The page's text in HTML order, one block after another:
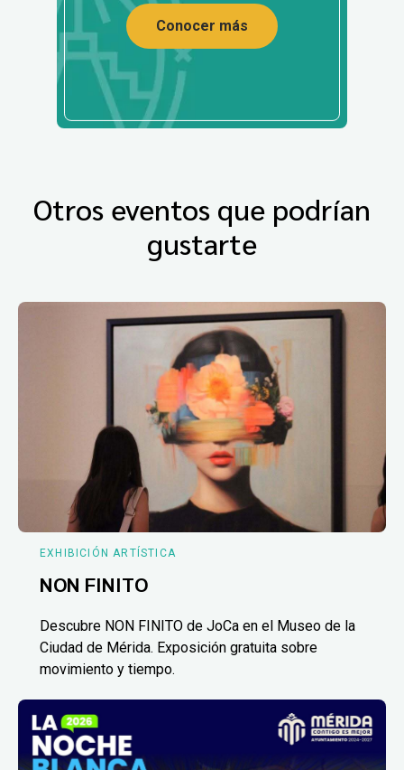
Conocer más
Otros eventos que podrían
gustarte
EXHIBICIÓN ARTÍSTICA
NON FINITO
Descubre NON FINITO de JoCa en el Museo de la
Ciudad de Mérida. Exposición gratuita sobre
movimiento y tiempo.